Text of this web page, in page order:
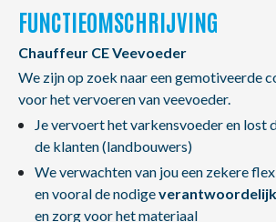
FUNCTIEOMSCHRIJVING
Chauffeur CE Veevoeder
We zijn op zoek naar een gemotiveerde
voor het vervoeren van veevoeder.
Je vervoert het varkensvoeder en lost
de klanten (landbouwers)
We verwachten van jou een zekere
en vooral de nodige
en zorg voor het materiaal